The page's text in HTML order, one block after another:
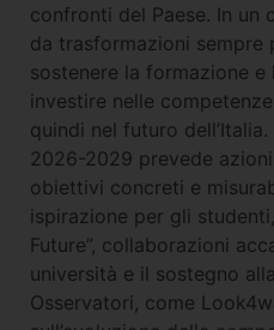
confronti del Paese. In
da trasformazioni sempre
sostenere la formazione
investire nelle
quindi nel futuro
2026-2029 prevede
obiettivi concreti e
ispirazione per gli
Future”, collaborazioni
università e il sostegno
Osservatori, come